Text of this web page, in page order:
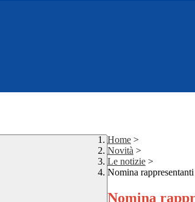
Home >
Novità >
Le notizie >
Nomina
Nomina